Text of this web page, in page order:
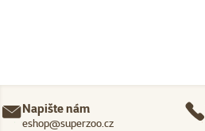
Napište nám
eshop@superzoo.cz